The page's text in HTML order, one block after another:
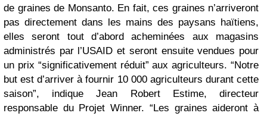
de graines de Monsanto. En fait, ces graines n’arriveront
pas directement dans les mains des paysans haïtiens,
elles seront tout d’abord acheminées aux magasins
administrés par l’USAID et seront ensuite vendues pour
un prix “significativement réduit” aux agriculteurs. “Notre
but est d’arriver à fournir 10 000 agriculteurs durant cette
saison”, indique Jean Robert Estime, directeur
responsable du Projet Winner. “Les graines aideront à